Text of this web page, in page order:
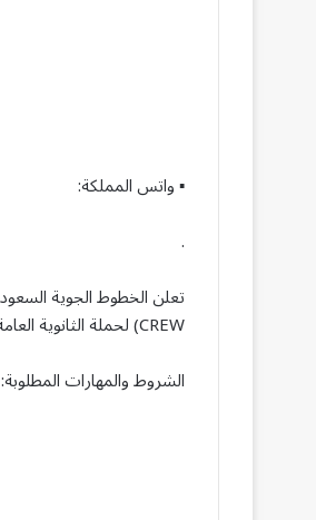
▪︎ واتس المملكة:
.
CREW) لحملة الثانوية العامة كحد أدنى على النحو التالي:
الشروط والمهارات المطلوبة: